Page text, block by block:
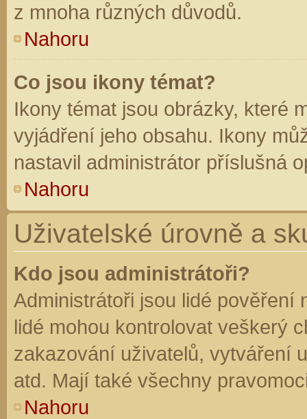
z mnoha různých důvodů.
Nahoru
Co jsou ikony témat?
Ikony témat jsou obrázky, které
vyjádření jeho obsahu. Ikony
nastavil administrátor příslušná
Nahoru
Uživatelské úrovně a
Kdo jsou administrátoři?
Administrátoři jsou lidé pověření
lidé mohou kontrolovat veškerý
zakazování uživatelů, vytváření
atd. Mají také všechny
Nahoru